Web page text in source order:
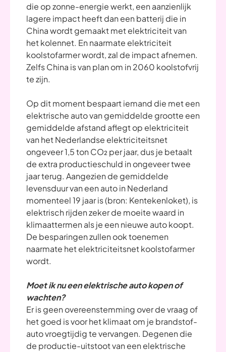
die op zonne-energie werkt, een aanzienlijk
lagere impact heeft dan een batterij die in
China wordt gemaakt met elektriciteit van
het kolennet. En naarmate elektriciteit
koolstofarmer wordt, zal de impact afnemen.
Zelfs China is van plan om in 2060 koolstofvrij
te zijn.
Op dit moment bespaart iemand die met een
elektrische auto van gemiddelde grootte een
gemiddelde afstand aflegt op elektriciteit
van het Nederlandse elektriciteitsnet
ongeveer 1,5 ton CO₂ per jaar, dus je betaalt
de extra productieschuld in ongeveer twee
jaar terug. Aangezien de gemiddelde
levensduur van een auto in Nederland
momenteel 19 jaar is (bron: Kentekenloket), is
elektrisch rijden zeker de moeite waard in
klimaattermen als je een nieuwe auto koopt.
De besparingen zullen ook toenemen
naarmate het elektriciteitsnet koolstofarmer
wordt.
Moet ik nu een elektrische auto kopen of
wachten?
Er is geen overeenstemming over de vraag of
het goed is voor het klimaat om je brandstof-
auto vroegtijdig te vervangen. Degenen die
de productie-uitstoot van een elektrische